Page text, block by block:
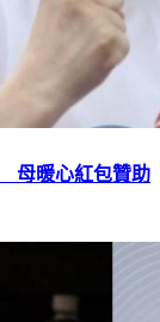
母暖心紅包贊助